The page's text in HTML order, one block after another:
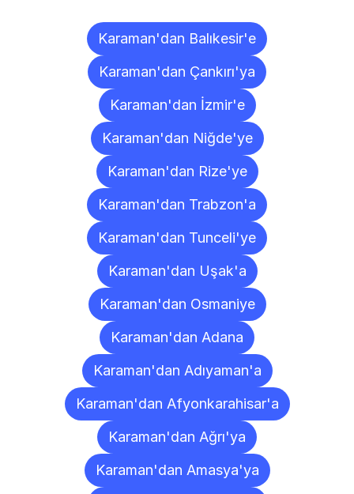
Karaman'dan Balıkesir'e
Karaman'dan Çankırı'ya
Karaman'dan İzmir'e
Karaman'dan Niğde'ye
Karaman'dan Rize'ye
Karaman'dan Trabzon'a
Karaman'dan Tunceli'ye
Karaman'dan Uşak'a
Karaman'dan Osmaniye
Karaman'dan Adana
Karaman'dan Adıyaman'a
Karaman'dan Afyonkarahisar'a
Karaman'dan Ağrı'ya
Karaman'dan Amasya'ya